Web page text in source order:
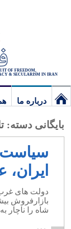
OF FREEDOM,
& SECULARISM IN IRAN
درباره ما
بایگانی دسته:
سیاست
دولت های
بازارفروش
شاه را ناچار